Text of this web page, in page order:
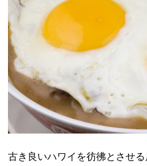
古き良いハワイを彷彿とさせ